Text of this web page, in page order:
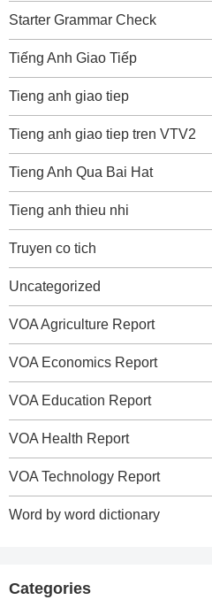
Starter Grammar Check
Tiếng Anh Giao Tiếp
Tieng anh giao tiep
Tieng anh giao tiep tren VTV2
Tieng Anh Qua Bai Hat
Tieng anh thieu nhi
Truyen co tich
Uncategorized
VOA Agriculture Report
VOA Economics Report
VOA Education Report
VOA Health Report
VOA Technology Report
Word by word dictionary
Categories